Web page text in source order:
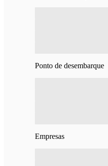
Ponto de desembarque
Empresas